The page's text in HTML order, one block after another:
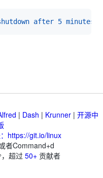
after 5 minutes"
| Dash | Krunner | 开源中
https://git.io/linux
者Command+d
超过 50+ 贡献者